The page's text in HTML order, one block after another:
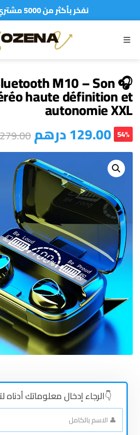
أطلب الآن والدفع فقط عند
MENU
M10 – Son
haute définition et
autonomie XXL
129.00درهم279.00 54%
👇الرجاء إدخال معلوماتك أدناه
👤
الاسم